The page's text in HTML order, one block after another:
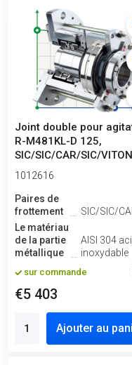
Joint double pour
R-M481KL-D 125,
SIC/SIC/CAR/SIC/
304
1012616
Paires de
frottement
SIC/SIC/
Le matériau
de la partie
métallique
AISI 304
inoxydable
sur commande
€5 403
Ajouter au